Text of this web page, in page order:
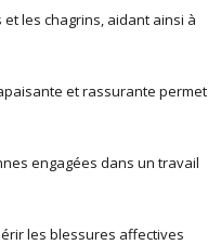
les chagrins, aidant ainsi à
et rassurante permet
engagées dans un travail
les blessures affectives